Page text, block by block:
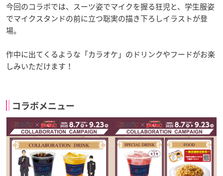
今回のコラボでは、スーツ姿でマイクを握る狂児と、学生服姿
でマイクスタンドの前に立つ聡実の描き下ろしイラストが登
場。
作中に出てくるような「カラオケ」のドリンクやフードがお楽
しみいただけます！
コラボメニュー